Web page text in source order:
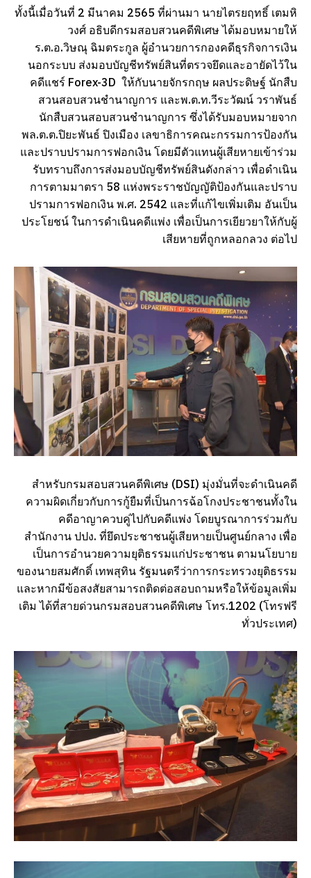
ทั้งนี้เมื่อวันที่ 2 มีนาคม 2565 ที่ผ่านมา นายไตรยฤทธิ์ เตมหิ
วงศ์ อธิบดีกรมสอบสวนคดีพิเศษ ได้มอบหมายให้
ร.ต.อ.วิษณุ ฉิมตระกูล ผู้อำนวยการกองคดีธุรกิจการเงิน
นอกระบบ ส่งมอบบัญชีทรัพย์สินที่ตรวจยึดและอายัดไว้ใน
คดีแชร์ Forex-3D ให้กับนายจักรกฤษ ผลประดิษฐ์ นักสืบ
สวนสอบสวนชำนาญการ และพ.ต.ท.วีระวัฒน์ วราพันธ์
นักสืบสวนสอบสวนชำนาญการ ซึ่งได้รับมอบหมายจาก
พล.ต.ต.ปิยะพันธ์ ปิงเมือง เลขาธิการคณะกรรมการป้องกัน
และปราบปรามการฟอกเงิน โดยมีตัวแทนผู้เสียหายเข้าร่วม
รับทราบถึงการส่งมอบบัญชีทรัพย์สินดังกล่าว เพื่อดำเนิน
การตามมาตรา 58 แห่งพระราชบัญญัติป้องกันและปราบ
ปรามการฟอกเงิน พ.ศ. 2542 และที่แก้ไขเพิ่มเติม อันเป็น
ประโยชน์ ในการดำเนินคดีแพ่ง เพื่อเป็นการเยียวยาให้กับผู้
เสียหายที่ถูกหลอกลวง ต่อไป
สำหรับกรมสอบสวนคดีพิเศษ (DSI) มุ่งมั่นที่จะดำเนินคดี
ความผิดเกี่ยวกับการกู้ยืมที่เป็นการฉ้อโกงประชาชนทั้งใน
คดีอาญาควบคู่ไปกับคดีแพ่ง โดยบูรณาการร่วมกับ
สำนักงาน ปปง. ที่ยึดประชาชนผู้เสียหายเป็นศูนย์กลาง เพื่อ
เป็นการอำนวยความยุติธรรมแก่ประชาชน ตามนโยบาย
ของนายสมศักดิ์ เทพสุทิน รัฐมนตรีว่าการกระทรวงยุติธรรม
และหากมีข้อสงสัยสามารถติดต่อสอบถามหรือให้ข้อมูลเพิ่ม
เติม ได้ที่สายด่วนกรมสอบสวนคดีพิเศษ โทร.1202 (โทรฟรี
ทั่วประเทศ)